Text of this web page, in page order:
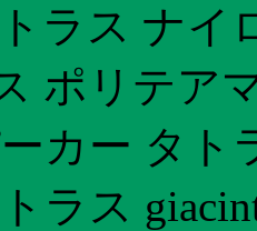
ラス ナイ
ポリテア
カー タト
ラス